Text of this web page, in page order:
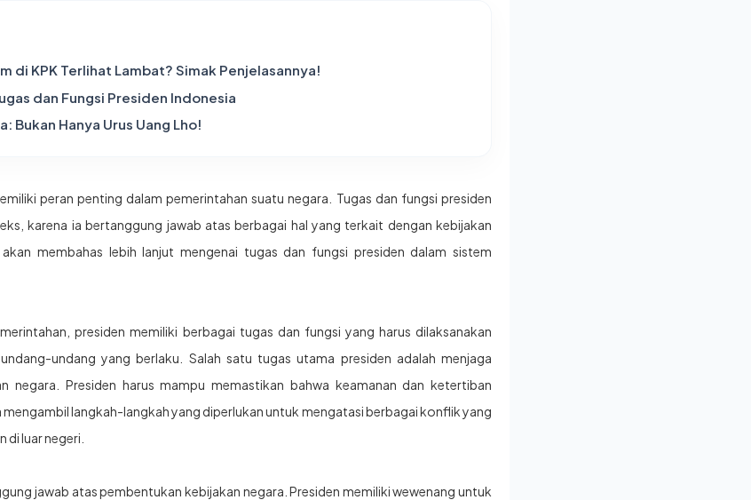
di KPK Terlihat Lambat? Simak Penjelasannya!
dan Fungsi Presiden Indonesia
Bukan Hanya Urus Uang Lho!
peran penting dalam pemerintahan suatu negara. Tugas dan fungsi presiden
karena ia bertanggung jawab atas berbagai hal yang terkait dengan kebijakan
membahas lebih lanjut mengenai tugas dan fungsi presiden dalam sistem
presiden memiliki berbagai tugas dan fungsi yang harus dilaksanakan
undang yang berlaku. Salah satu tugas utama presiden adalah menjaga
negara. Presiden harus mampu memastikan bahwa keamanan dan ketertiban
langkah-langkah yang diperlukan untuk mengatasi berbagai konflik yang
luar negeri.
jawab atas pembentukan kebijakan negara. Presiden memiliki wewenang untuk